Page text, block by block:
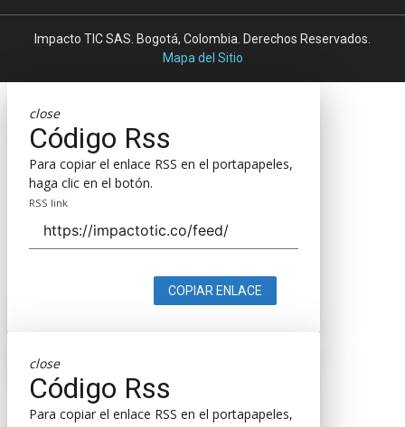
Impacto TIC SAS. Bogotá, Colombia. Derechos Reservados.
Mapa del Sitio
close
Código Rss
Para copiar el enlace RSS en el portapapeles,
haga clic en el botón.
RSS link
COPIAR ENLACE
close
Código Rss
Para copiar el enlace RSS en el portapapeles,